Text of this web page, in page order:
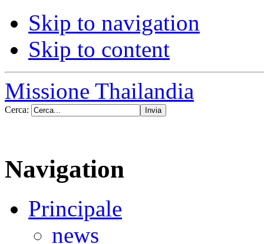
Skip to navigation
Skip to content
Missione Thailandia
Cerca:
Navigation
Principale
news